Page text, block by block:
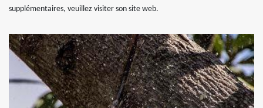
supplémentaires, veuillez visiter son site web.